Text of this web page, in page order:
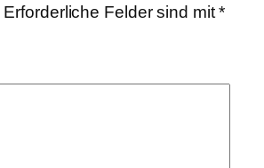
Erforderliche Felder sind mit*